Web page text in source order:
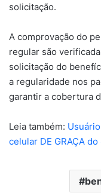
solicitação.
A comprovação do
regular são
solicitação do
a regularidade nos
garantir a cobertura
Leia também:
celular DE GRAÇA